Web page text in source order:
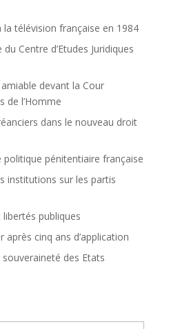
la télévision française en 1984
Centre d’Etudes Juridiques
devant la Cour
de l’Homme
dans le nouveau droit
politique pénitentiaire française
institutions sur les partis
libertés publiques
après cinq ans d’application
souveraineté des Etats